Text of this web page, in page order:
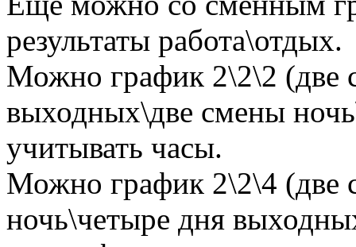
результаты работа\отдых.
Можно график 2\2\2 (две
выходных\две смены
учитывать часы.
Можно график 2\2\4 (две
ночь\четыре дня